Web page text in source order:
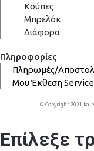
Κούπες
Μπρελόκ
Διάφορα
Πληροφορίες
Πληρωμές/
ΜουΈκθεσηService
© Copyright 2021
Επίλεξε